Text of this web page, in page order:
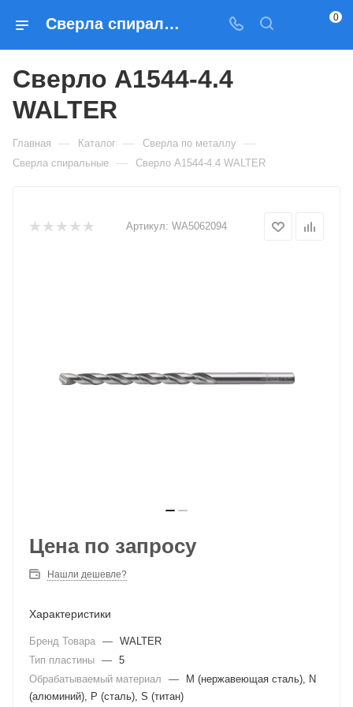
Сверла спиральные Сверло A1544-4.4 WALTER — купить по выгодным ценам в Москве 0
Сверло A1544-4.4
WALTER
Главная — Каталог — Сверла по металлу —
Сверла спиральные — Сверло A1544-4.4 WALTER
Артикул: WA5062094
Цена по запросу
Нашли дешевле?
Характеристики
Бренд Товара — WALTER
Тип пластины — 5
Обрабатываемый материал
—
M (нержавеющая сталь), N
(алюминий), P (сталь), S (титан)